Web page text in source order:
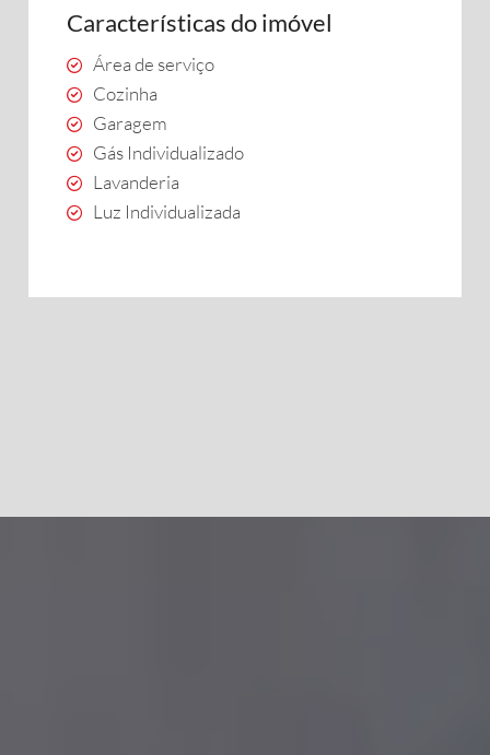
Características do imóvel
Área de serviço
Cozinha
Garagem
Gás Individualizado
Lavanderia
Luz Individualizada